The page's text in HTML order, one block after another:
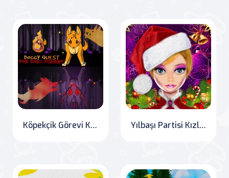
Köpekçik Görevi Korkunç Orman Yılbaşı Partisi Kızları